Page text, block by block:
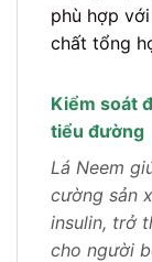
phù hợp
chất tổng
Kiểm soát
tiểu đường
Lá Neem
cường sản
insulin, trở
cho người